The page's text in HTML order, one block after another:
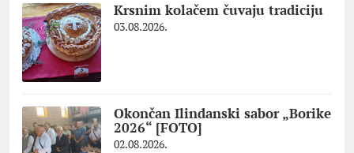
Krsnim kolačem čuvaju tradiciju
03.08.2026.
Okončan Ilindanski sabor „Borike
2026“ [FOTO]
02.08.2026.